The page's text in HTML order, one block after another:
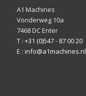
A1 Machines
Vonderweg 10a
7468 DC Enter
T : +31 (0)547 - 87 00 20
E : info@a1machines.nl